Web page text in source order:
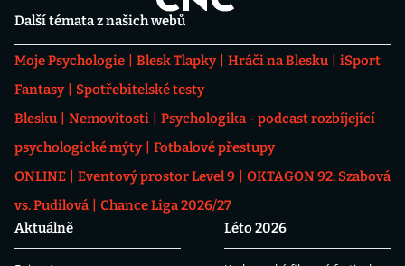
Další témata z našich webů
Moje Psychologie Blesk Tlapky Hráči na Blesku
iSport
Fantasy
Spotřebitelské testy
Blesku
Nemovitosti
Psychologika - podcast rozbíjející
psychologické mýty
Fotbalové přestupy
ONLINE
Eventový prostor Level 9
OKTAGON 92: Szabová
vs. Pudilová
Chance Liga 2026/27
Aktuálně
Léto 2026